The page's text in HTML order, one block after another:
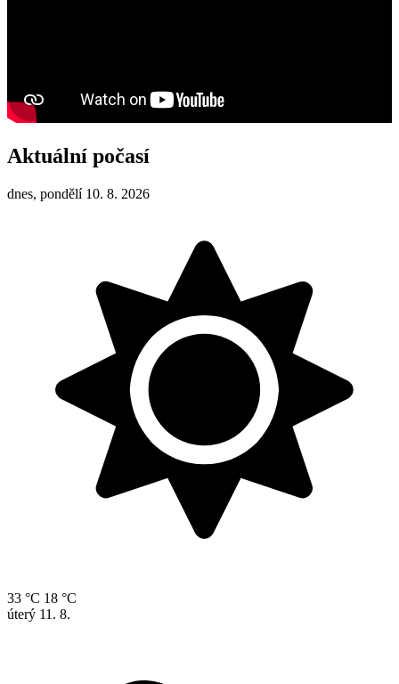
Aktuální počasí
dnes, pondělí 10. 8. 2026
33 °C 18 °C
úterý 11. 8.